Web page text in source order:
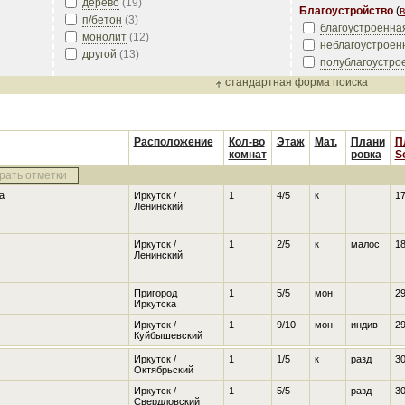
дерево (19)
п/бетон (3)
монолит (12)
другой (13)
Благоустройство(
стандартная форма поиска
Расположение
Кол-во
комнат
Этаж Мат.
Плани
ровка
отметки
Иркутск /
Ленинский
1 4/5 к
Иркутск /
Ленинский
1 2/5 к малос
Пригород
Иркутска
1 5/5 мон
Иркутск /
Куйбышевский
1 9/10 мон индив
Иркутск /
Октябрьский
1 1/5 к разд
Иркутск /
Свердловский
1 5/5 разд